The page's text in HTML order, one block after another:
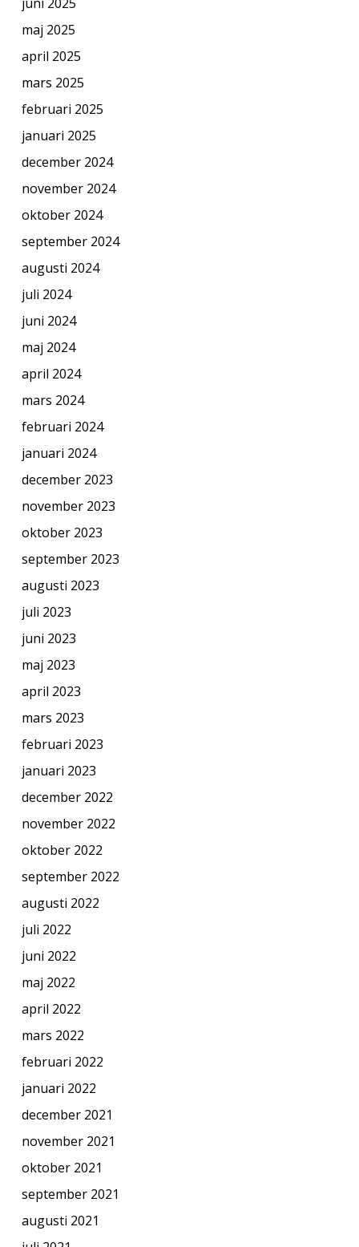
maj 2025
april 2025
mars 2025
februari 2025
januari 2025
december 2024
november 2024
oktober 2024
september 2024
augusti 2024
juli 2024
juni 2024
maj 2024
april 2024
mars 2024
februari 2024
januari 2024
december 2023
november 2023
oktober 2023
september 2023
augusti 2023
juli 2023
juni 2023
maj 2023
april 2023
mars 2023
februari 2023
januari 2023
december 2022
november 2022
oktober 2022
september 2022
augusti 2022
juli 2022
juni 2022
maj 2022
april 2022
mars 2022
februari 2022
januari 2022
december 2021
november 2021
oktober 2021
september 2021
augusti 2021